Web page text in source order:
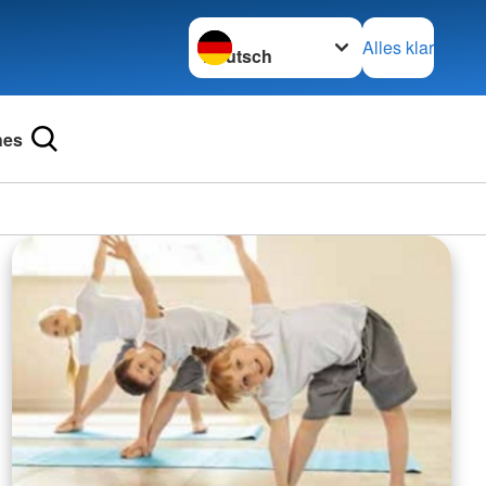
Sprache wechseln zu
Alles klar